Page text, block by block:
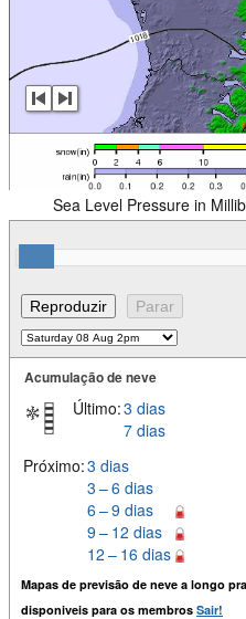
Sea Level Pressure in
Acumulação de neve
Último:3 dias
7 dias
Próximo:3 dias
3 – 6 dias
6 – 9 dias
9 – 12 dias
12 – 16 dias
Mapas de previsão de neve a longo
disponiveis para os membros Sair!